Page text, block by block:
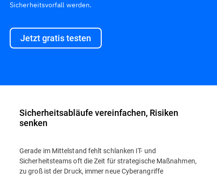
Sicherheitsvorfall werden.
Jetzt gratis testen
Sicherheitsabläufe vereinfachen, Risiken
senken
Gerade im Mittelstand fehlt schlanken IT- und
Sicherheitsteams oft die Zeit für strategische Maßnahmen,
zu groß ist der Druck, immer neue Cyberangriffe